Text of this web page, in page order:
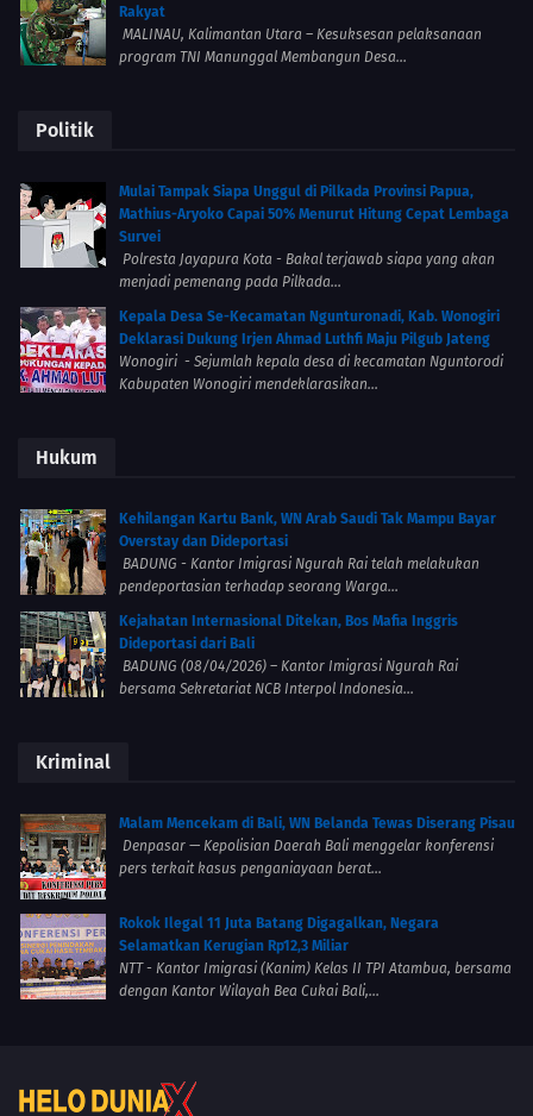
Rakyat
MALINAU, Kalimantan Utara – Kesuksesan pelaksanaan
program TNI Manunggal Membangun Desa...
Politik
Mulai Tampak Siapa Unggul di Pilkada Provinsi Papua,
Mathius-Aryoko Capai 50% Menurut Hitung Cepat Lembaga
Survei
Polresta Jayapura Kota - Bakal terjawab siapa yang akan
menjadi pemenang pada Pilkada...
Kepala Desa Se-Kecamatan Ngunturonadi, Kab. Wonogiri
Deklarasi Dukung Irjen Ahmad Luthfi Maju Pilgub Jateng
Wonogiri - Sejumlah kepala desa di kecamatan Nguntorodi
Kabupaten Wonogiri mendeklarasikan...
Hukum
Kehilangan Kartu Bank, WN Arab Saudi Tak Mampu Bayar
Overstay dan Dideportasi
BADUNG - Kantor Imigrasi Ngurah Rai telah melakukan
pendeportasian terhadap seorang Warga...
Kejahatan Internasional Ditekan, Bos Mafia Inggris
Dideportasi dari Bali
BADUNG (08/04/2026) – Kantor Imigrasi Ngurah Rai
bersama Sekretariat NCB Interpol Indonesia...
Kriminal
Malam Mencekam di Bali, WN Belanda Tewas Diserang Pisau
Denpasar — Kepolisian Daerah Bali menggelar konferensi
pers terkait kasus penganiayaan berat...
Rokok Ilegal 11 Juta Batang Digagalkan, Negara
Selamatkan Kerugian Rp12,3 Miliar
NTT - Kantor Imigrasi (Kanim) Kelas II TPI Atambua, bersama
dengan Kantor Wilayah Bea Cukai Bali,...